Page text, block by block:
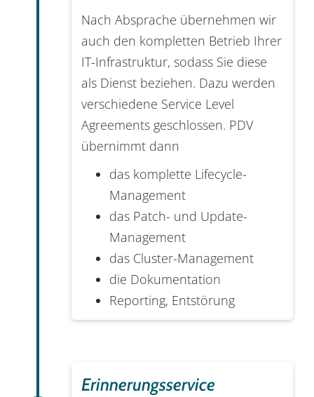
Nach Absprache übernehmen wir
auch den kompletten Betrieb Ihrer
IT-Infrastruktur, sodass Sie diese
als Dienst beziehen. Dazu werden
verschiedene Service Level
Agreements geschlossen. PDV
übernimmt dann
das komplette Lifecycle-
Management
das Patch- und Update-
Management
das Cluster-Management
die Dokumentation
Reporting, Entstörung
Erinnerungsservice